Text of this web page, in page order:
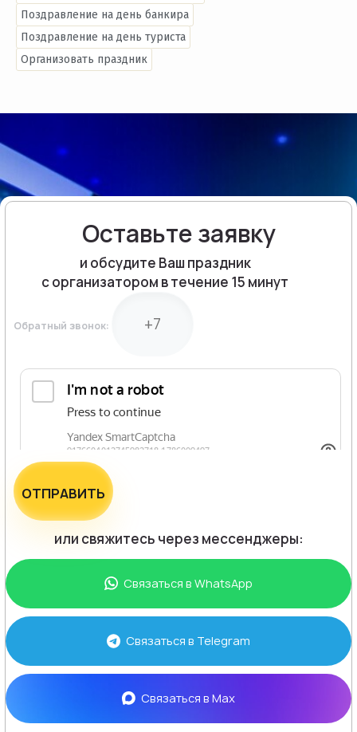
Поздравление на день банкира
Поздравление на день туриста
Организовать праздник
Оставьте заявку
и обсудите Ваш праздник
с организатором в течение 15 минут
Обратный звонок:
ОТПРАВИТЬ
или свяжитесь через мессенджеры:
Связаться вWhatsApp
Связаться в Telegram
Связаться вMax